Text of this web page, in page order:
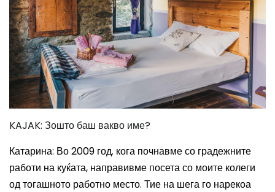
KAJAK: Зошто баш вакво име?
Катарина: Во 2009 год. кога почнавме со градежните
работи на куќата, направивме посета со моите колеги
од тогашното работно место. Тие на шега го нарекоа